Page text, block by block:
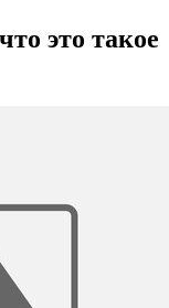
это такое